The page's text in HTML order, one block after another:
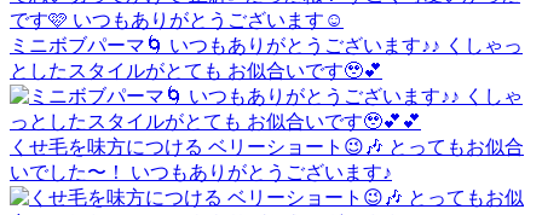
ミニボブパーマ🌀 いつもありがとうございます♪♪ くしゃっ
としたスタイルがとても お似合いです🥹💕
くせ毛を味方につける ベリーショート😉🎶 とってもお似合
いでした〜！ いつもありがとうございます♪